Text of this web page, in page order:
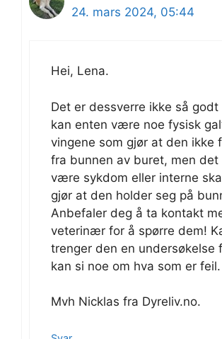
24. mars 2024, 05:44
Hei, Lena.
Det er dessverre ikke så godt
kan enten være noe fysisk
vingene som gjør at den ikke
fra bunnen av buret, men det
være sykdom eller interne
gjør at den holder seg på
Anbefaler deg å ta kontakt
veterinær for å spørre dem!
trenger den en undersøkelse
kan si noe om hva som er
Mvh Nicklas fra Dyreliv.no.